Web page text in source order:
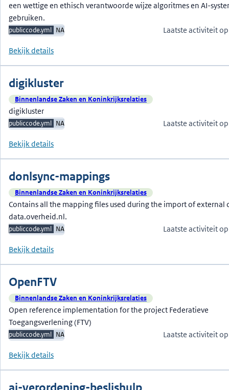
een wettige en ethisch verantwoorde wijze algoritmes en AI-
gebruiken.
publiccode.yml NA Laatste activiteit
Bekijk details
digikluster
Binnenlandse Zaken en Koninkrijksrelaties
digikluster
publiccode.yml NA Laatste activiteit
Bekijk details
donlsync-mappings
Binnenlandse Zaken en Koninkrijksrelaties
Contains all the mapping files used during the import of external
data.overheid.nl.
publiccode.yml NA Laatste activiteit
Bekijk details
OpenFTV
Binnenlandse Zaken en Koninkrijksrelaties
Open reference implementation for the project Federatieve
Toegangsverlening (FTV)
publiccode.yml NA Laatste activiteit
Bekijk details